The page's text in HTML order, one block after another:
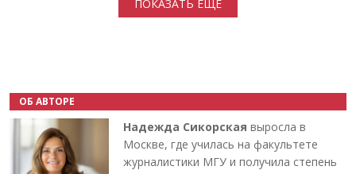
ПОКАЗАТЬ ЕЩЕ
ОБ АВТОРЕ
Надежда Сикорская выросла в
Москве, где училась на факультете
журналистики МГУ и получила степень